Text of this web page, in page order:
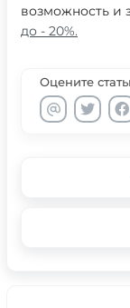
возможность и
до - 20%.
Оцените